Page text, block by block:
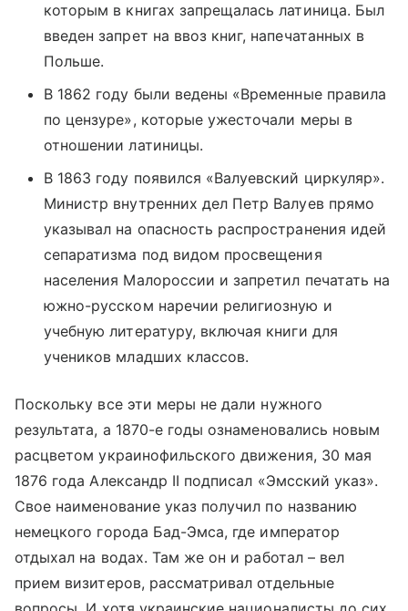
которым в книгах запрещалась латиница. Был
введен запрет на ввоз книг, напечатанных в
Польше.
В 1862 году были ведены «Временные правила
по цензуре», которые ужесточали меры в
отношении латиницы.
В 1863 году появился «Валуевский циркуляр».
Министр внутренних дел Петр Валуев прямо
указывал на опасность распространения идей
сепаратизма под видом просвещения
населения Малороссии и запретил печатать на
южно-русском наречии религиозную и
учебную литературу, включая книги для
учеников младших классов.
Поскольку все эти меры не дали нужного
результата, а 1870-е годы ознаменовались новым
расцветом украинофильского движения, 30 мая
1876 года Александр II подписал «Эмсский указ».
Свое наименование указ получил по названию
немецкого города Бад-Эмса, где император
отдыхал на водах. Там же он и работал – вел
прием визитеров, рассматривал отдельные